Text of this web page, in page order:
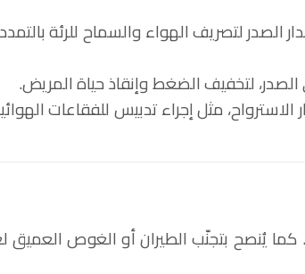
الصدر لتصريف الهواء والسماح للرئة
لتخفيف الضغط وإنقاذ حياة المريض.
الاسترواح، مثل إجراء تدبيس للفقاعات
يُنصح بتجنّب الطيران أو الغوص العميق